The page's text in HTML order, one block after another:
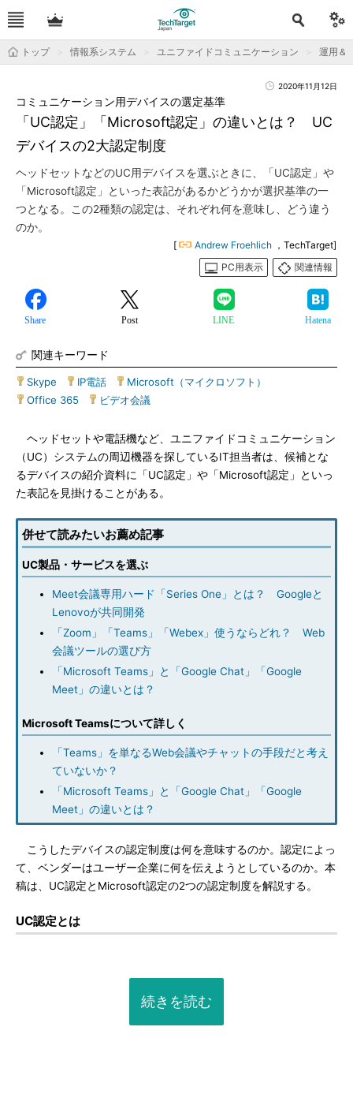
トップ 情報系システム ユニファイドコミュニケーション 運用＆
2020年11月12日
「UC認定」「Microsoft認定」の違いとは？ UC
デバイスの2大認定制度
コミュニケーション用デバイスの選定基準
ヘッドセットなどのUC用デバイスを選ぶときに、「UC認定」や
「Microsoft認定」といった表記があるかどうかが選択基準の一
つとなる。この2種類の認定は、それぞれ何を意味し、どう違う
のか。
[ Andrew Froehlich ，TechTarget]
PC用表示
関連情報
Share Post LINE Hatena
関連キーワード
Skype IP電話 Microsoft（マイクロソフト）
Office 365
ビデオ会議
ヘッドセットや電話機など、ユニファイドコミュニケーション
（UC）システムの周辺機器を探しているIT担当者は、候補とな
るデバイスの紹介資料に「UC認定」や「Microsoft認定」といっ
た表記を見掛けることがある。
併せて読みたいお薦め記事
UC製品・サービスを選ぶ
Meet会議専用ハード「Series One」とは？ Googleと
Lenovoが共同開発
「Zoom」「Teams」「Webex」使うならどれ？ Web
会議ツールの選び方
「Microsoft Teams」と「Google Chat」「Google
Meet」の違いとは？
Microsoft Teamsについて詳しく
「Teams」を単なるWeb会議やチャットの手段だと考え
ていないか？
「Microsoft Teams」と「Google Chat」「Google
Meet」の違いとは？
こうしたデバイスの認定制度は何を意味するのか。認定によっ
て、ベンダーはユーザー企業に何を伝えようとしているのか。本
稿は、UC認定とMicrosoft認定の2つの認定制度を解説する。
UC認定とは
続きを読む